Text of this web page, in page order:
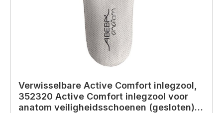
Verwisselbare Active Comfort inlegzool,
352320 Active Comfort inlegzool voor
anatom veiligheidsschoenen (gesloten)